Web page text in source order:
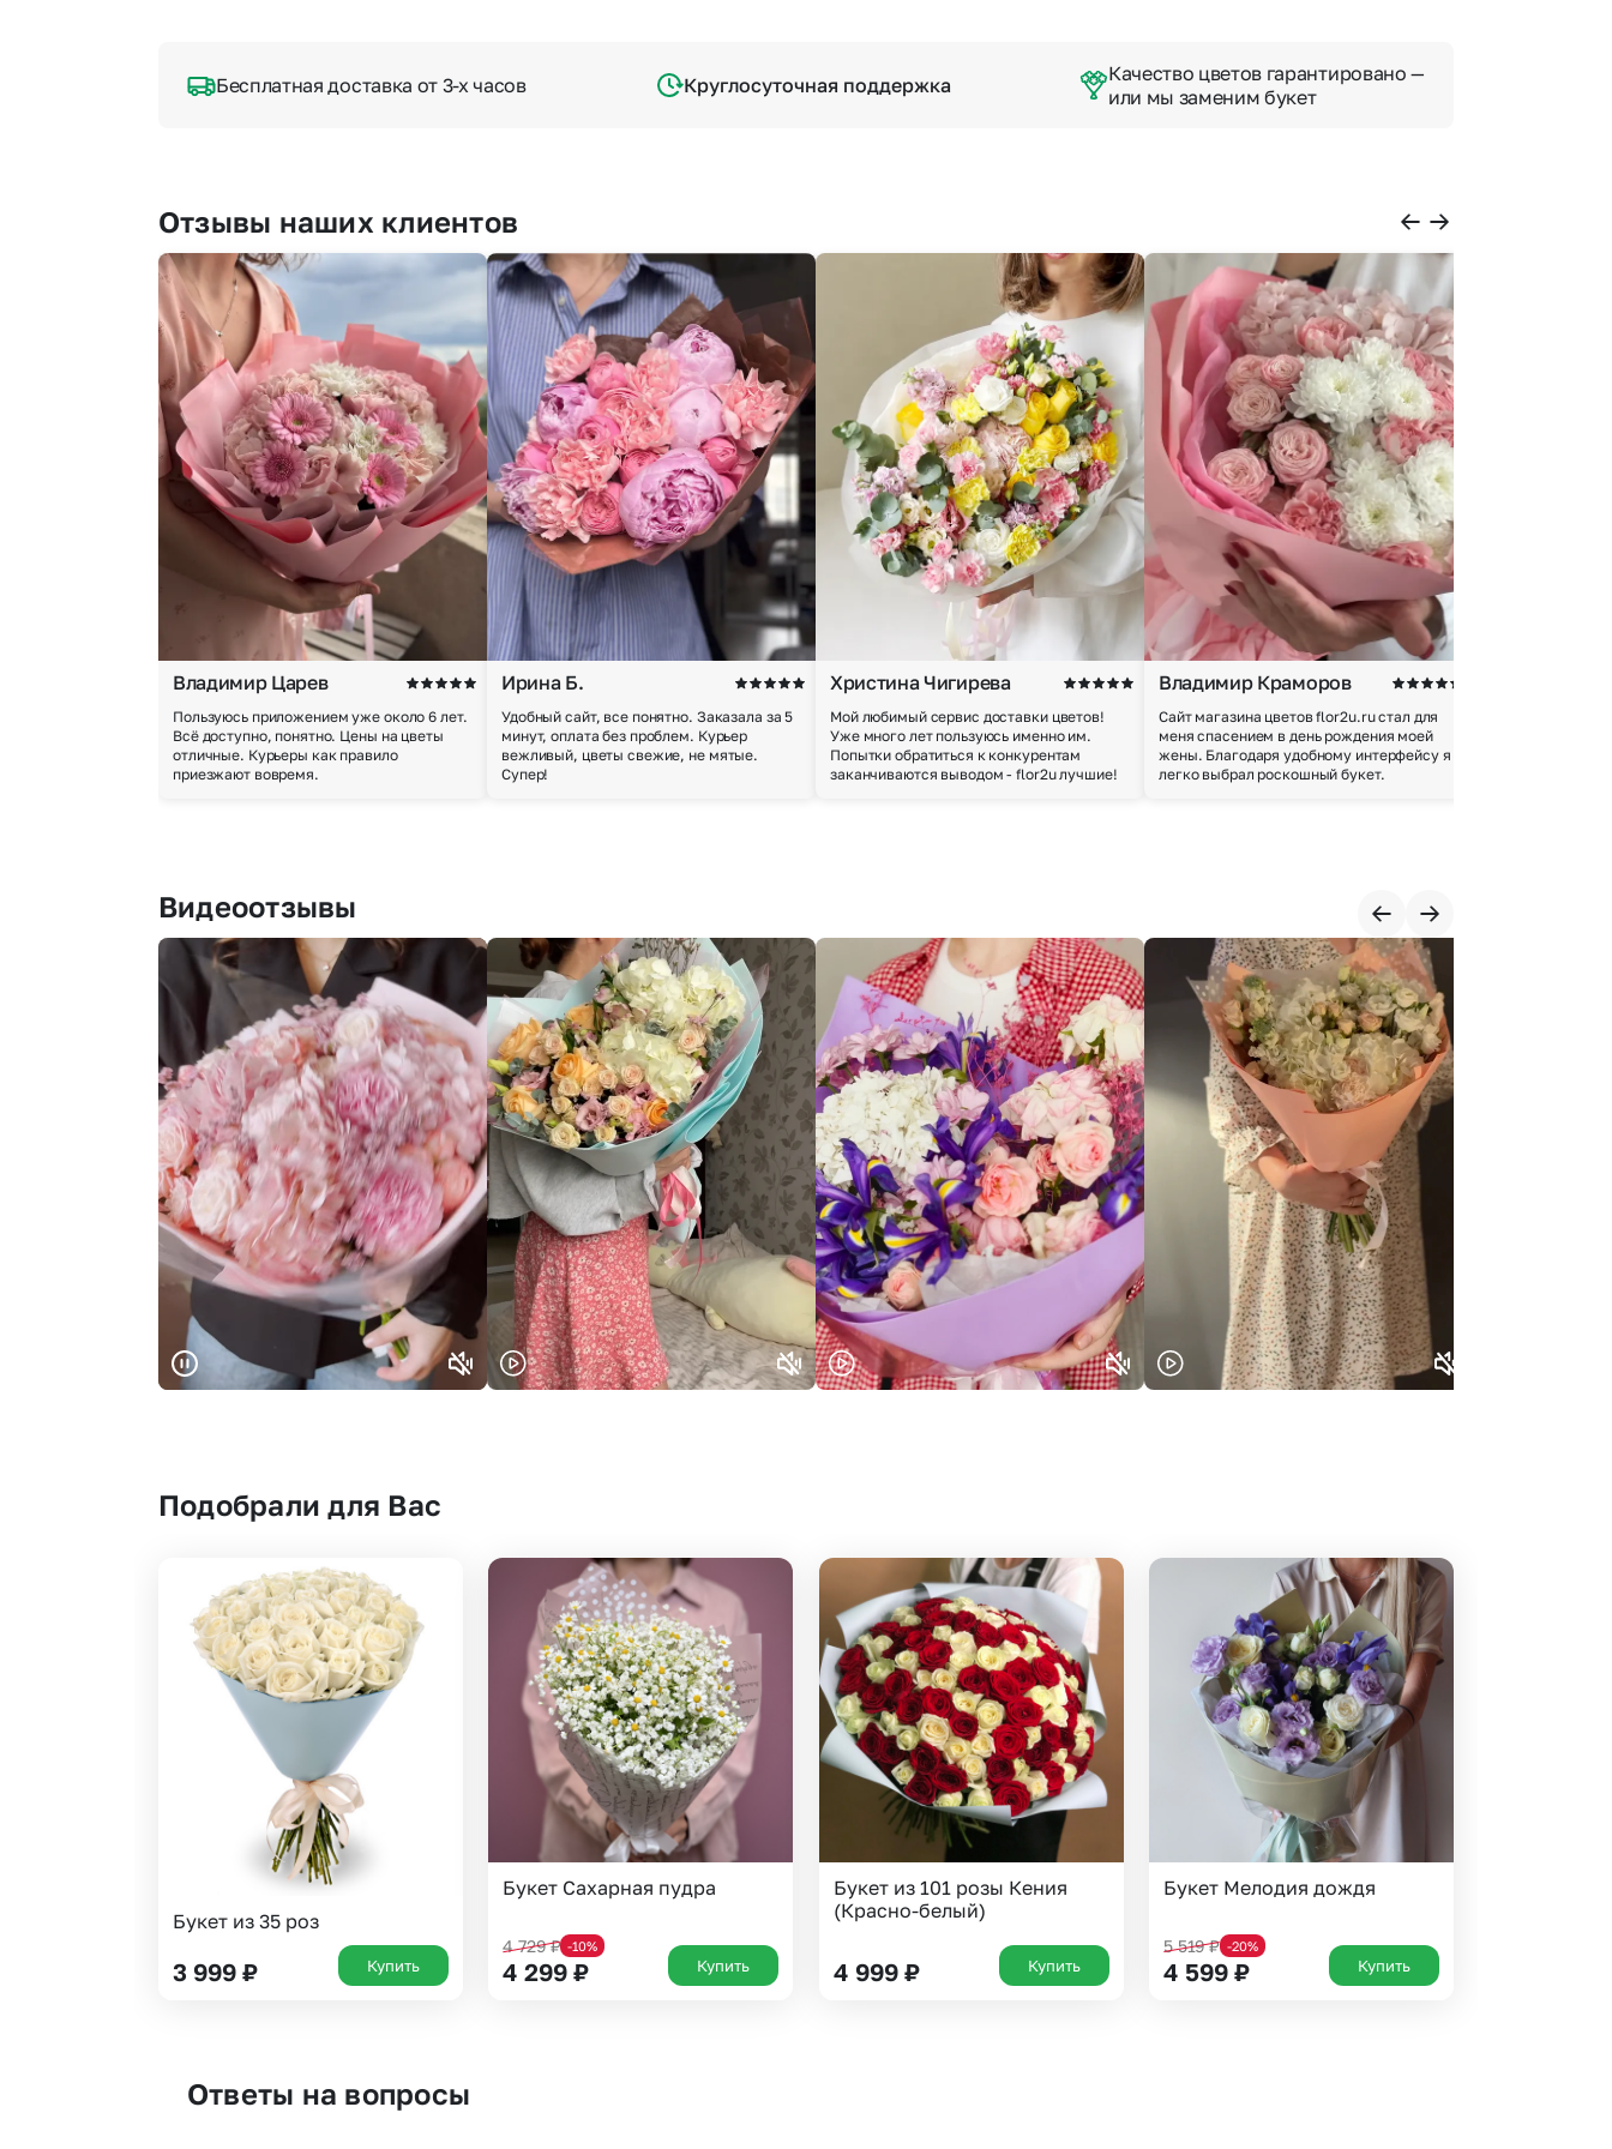
Выберите город доставки
Казань
Уфа
Челябинск
Екатеринбург
Новосибирск
Омск
Волгоград
Воронеж
Бесплатная доставка от 3-х часов
Качество цветов гарантировано —
или мы заменим букет
Круглосуточная поддержка
Отзывы наших клиентов
Владимир Царев
Пользуюсь приложением уже около 6 лет.
Всё доступно, понятно. Цены на цветы
отличные. Курьеры как правило
приезжают вовремя.
Ирина Б.
Удобный сайт, все понятно. Заказала за 5
минут, оплата без проблем. Курьер
вежливый, цветы свежие, не мятые.
Супер!
Христина Чигирева
Мой любимый сервис доставки цветов!
Уже много лет пользуюсь именно им.
Попытки обратиться к конкурентам
заканчиваются выводом - flor2u лучшие!
Владимир Краморов
Сайт магазина цветов flor2u.ru стал для
меня спасением в день рождения моей
жены. Благодаря удобному интерфейсу я
легко выбрал роскошный букет.
Видеоотзывы
Подобрали для Вас
Букет из 35 роз
3 999 ₽ Купить
Букет Сахарная пудра
4 729₽ -10%
4 299₽ Купить
Букет из 101 розы Кения
(Красно-белый)
4 999 ₽ Купить
Букет Мелодия дождя
5 519₽ -20%
4 599 ₽ Купить
Ответы на вопросы